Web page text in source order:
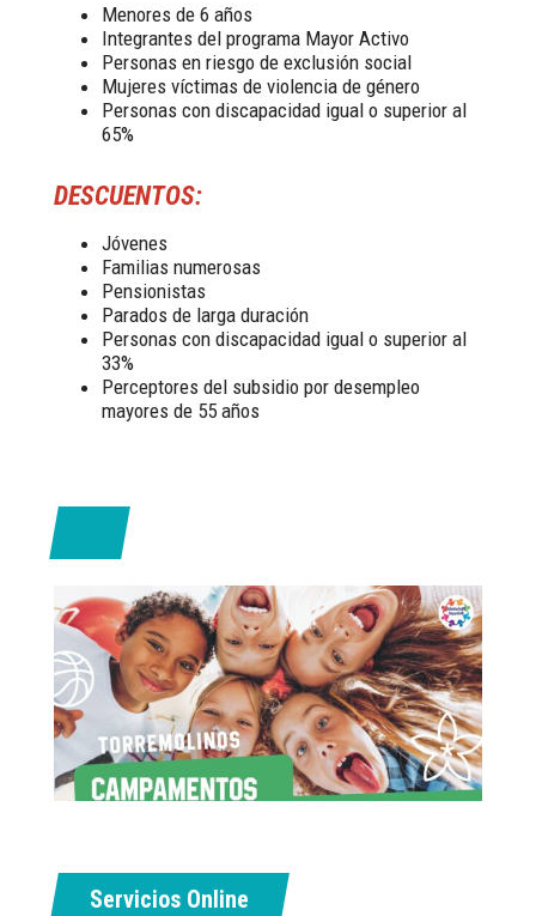
Menores de 6 años
Integrantes del programa Mayor Activo
Personas en riesgo de exclusión social
Mujeres víctimas de violencia de género
Personas con discapacidad igual o superior al
65%
DESCUENTOS:
Jóvenes
Familias numerosas
Pensionistas
Parados de larga duración
Personas con discapacidad igual o superior al
33%
Perceptores del subsidio por desempleo
mayores de 55 años
Servicios Online